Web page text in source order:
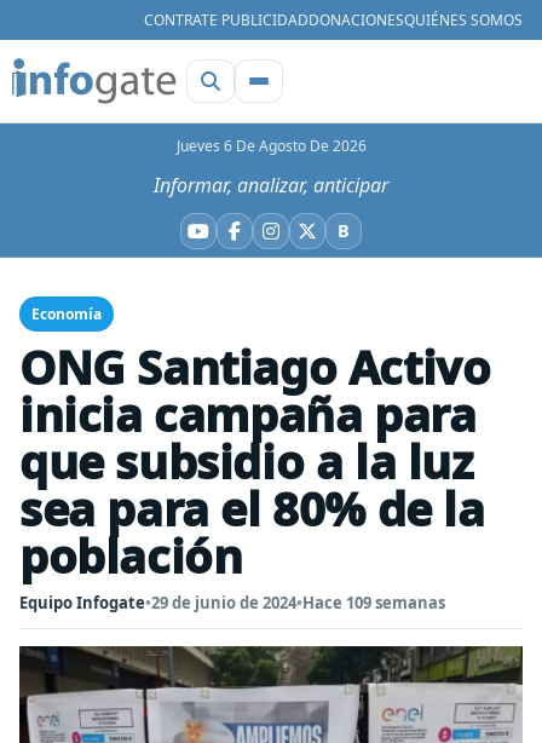
CONTRATE PUBLICIDADDONACIONESQUIÉNES SOMOS
Jueves 6 De Agosto De 2026
Informar, analizar, anticipar
YouTube
Facebook
Instagram
X BBluesky
Economía
ONG Santiago Activo
inicia campaña para
que subsidio a la luz
sea para el 80% de la
población
Equipo Infogate•29 de junio de 2024•Hace 109 semanas